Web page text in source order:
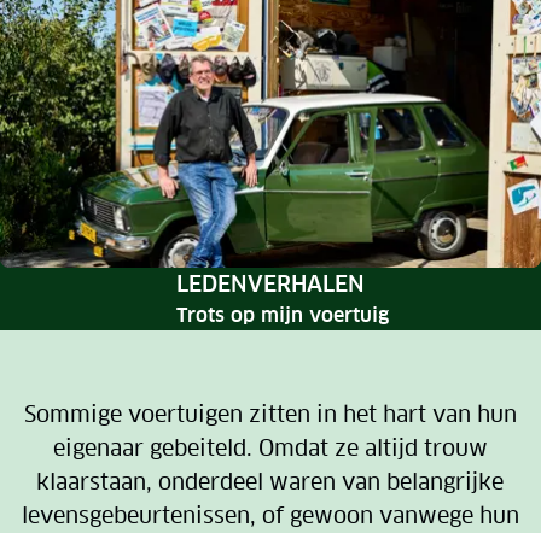
RUBRIEK:
LEDENVERHALEN
Trots op mijn voertuig
Sommige voertuigen zitten in het hart van hun
eigenaar gebeiteld. Omdat ze altijd trouw
klaarstaan, onderdeel waren van belangrijke
levensgebeurtenissen, of gewoon vanwege hun